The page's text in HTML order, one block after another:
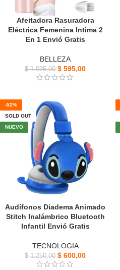
Afeitadora Rasuradora
Eléctrica Femenina Intima 2
En 1 Envió Gratis
BELLEZA
$1.035,00 $ 595,00
-52%
SOLD OUT
NUEVO
Audífonos Diadema Animado
Stitch Inalámbrico Bluetooth
Infantil Envió Gratis
TECNOLOGIA
$1.250,00 $ 600,00